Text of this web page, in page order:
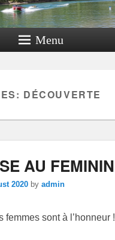
Menu
DÉCOUVERTE
AU FEMININ
2020 byadmin
femmes sont à l’honneur !